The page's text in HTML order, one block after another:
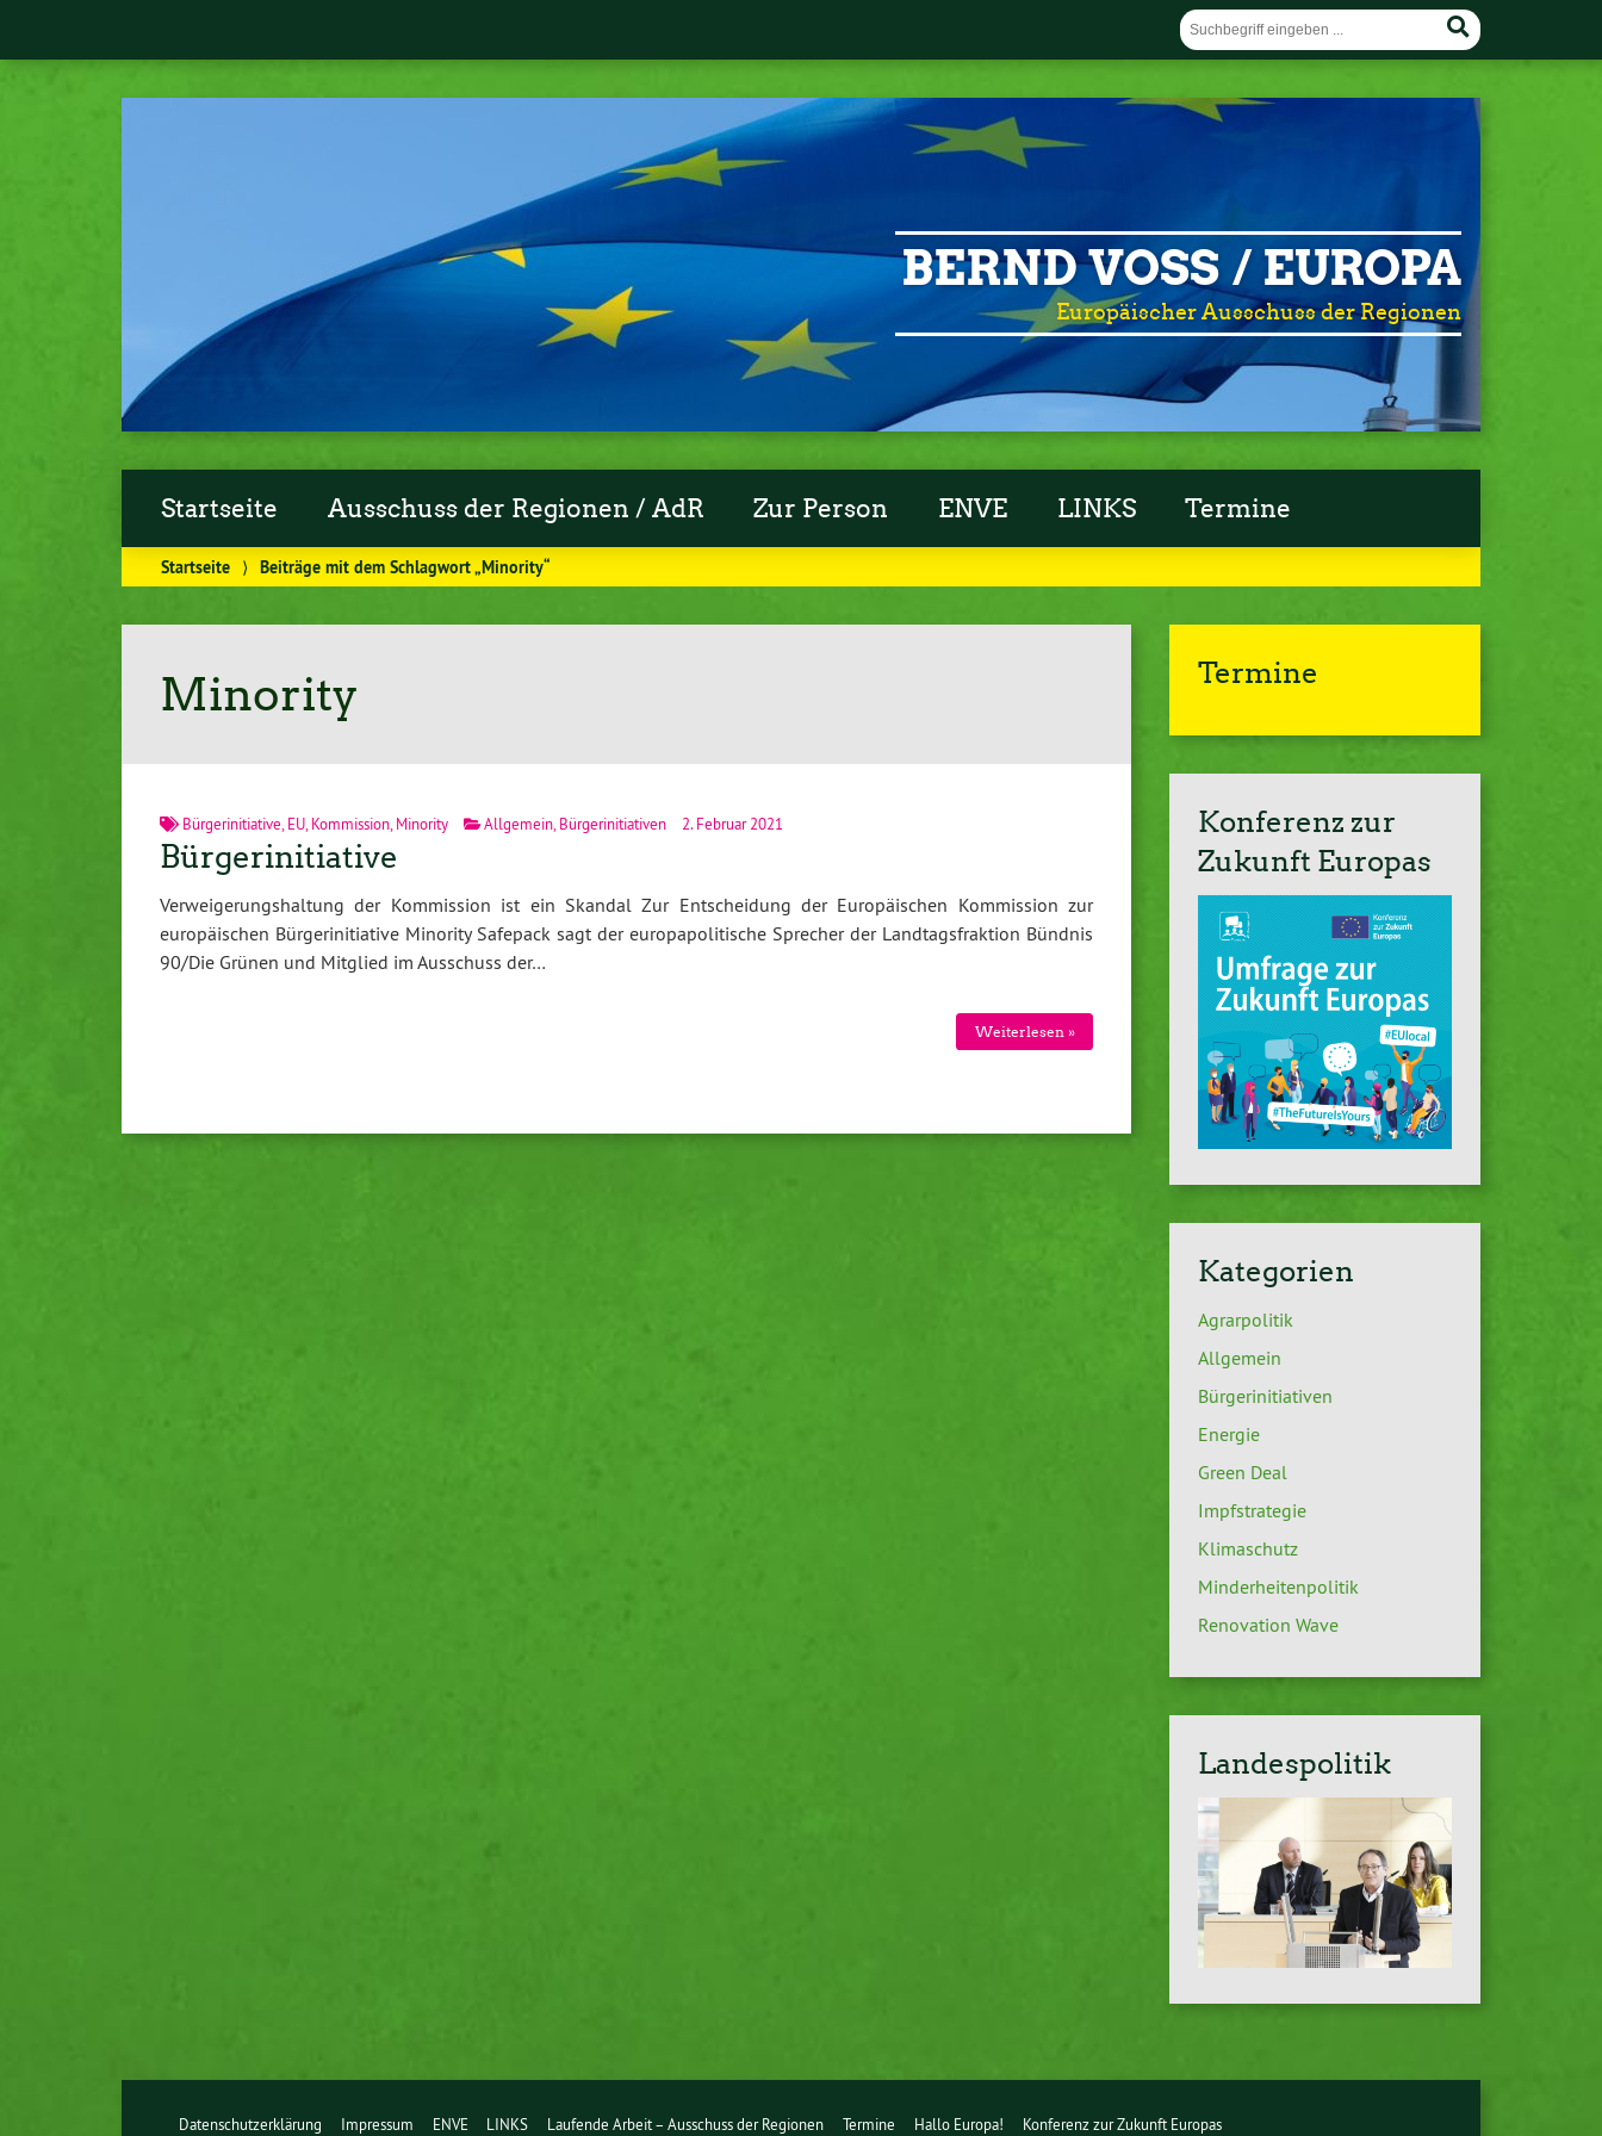
BERND VOSS / EUROPA
Europäischer Ausschuss der Regionen
Startseite Ausschuss der Regionen / AdR Zur Person ENVE LINKS Termine
Startseite ⟩ Beiträge mit dem Schlagwort „Minority“
Minority
Bürgerinitiative EU Kommission Minority Allgemein Bürgerinitiativen 2. Februar 2021
Bürgerinitiative
Verweigerungshaltung der Kommission ist ein Skandal Zur Entscheidung der Europäischen Kommission zur
europäischen Bürgerinitiative Minority Safepack sagt der europapolitische Sprecher der Landtagsfraktion Bündnis
90/Die Grünen und Mitglied im Ausschuss der…
Weiterlesen »
Termine
Konferenz zur
Zukunft Europas
Kategorien
Agrarpolitik
Allgemein
Bürgerinitiativen
Energie
Green Deal
Impfstrategie
Klimaschutz
Minderheitenpolitik
Renovation Wave
Landespolitik
Datenschutzerklärung Impressum ENVE LINKS Laufende Arbeit – Ausschuss der Regionen Termine Hallo Europa! Konferenz zur Zukunft Europas